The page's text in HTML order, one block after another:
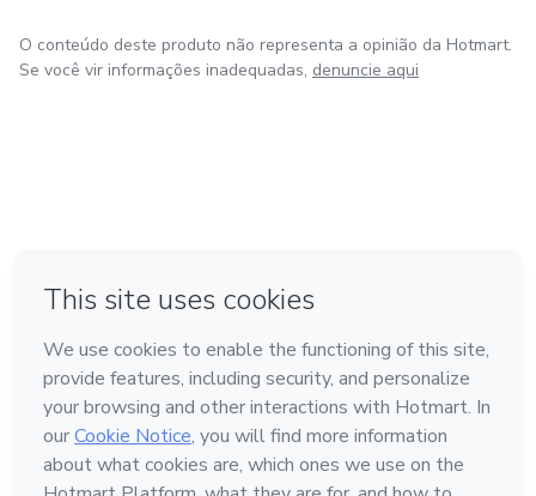
O conteúdo deste produto não representa a opinião da Hotmart.
Se você vir informações inadequadas, denuncie aqui
Feito com ❤ em Bogotá
Conheça a Hotmart